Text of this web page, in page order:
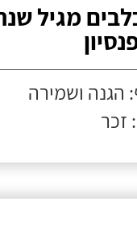
מגיל
הגנה ושמירה
זכר